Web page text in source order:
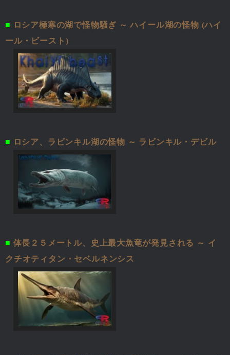
■ ロシア極寒の湖で怪物騒ぎ ～ ハイール湖の怪物 (ハイ
ール・ビースト)
■ ロシア、ラビンキル湖の怪物 ～ ラビンキル・デビル
■ 体長２５メートル、史上最大魚竜が発見される ～ イ
クチオティタン・セベルネンシス